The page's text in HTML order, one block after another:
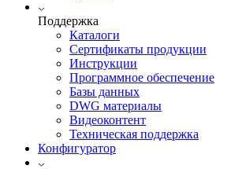
Поддержка
Каталоги
Сертификаты продукции
Инструкции
Программное обеспечение
Базы данных
DWG материалы
Видеоконтент
Техническая поддержка
Конфигуратор